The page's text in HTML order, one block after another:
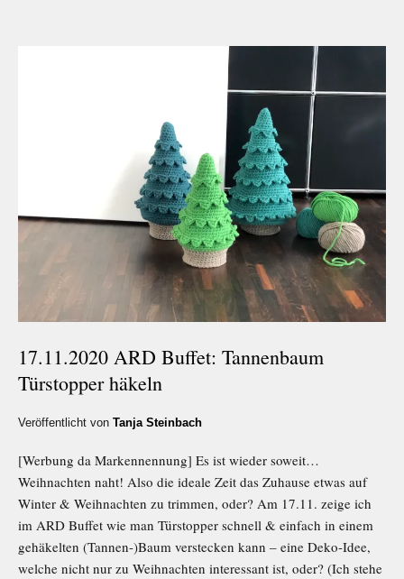
17.11.2020 ARD Buffet: Tannenbaum
Türstopper häkeln
Veröffentlicht von Tanja Steinbach
[Werbung da Markennennung] Es ist wieder soweit…
Weihnachten naht! Also die ideale Zeit das Zuhause etwas auf
Winter & Weihnachten zu trimmen, oder? Am 17.11. zeige ich
im ARD Buffet wie man Türstopper schnell & einfach in einem
gehäkelten (Tannen-)Baum verstecken kann – eine Deko-Idee,
welche nicht nur zu Weihnachten interessant ist, oder? (Ich stehe